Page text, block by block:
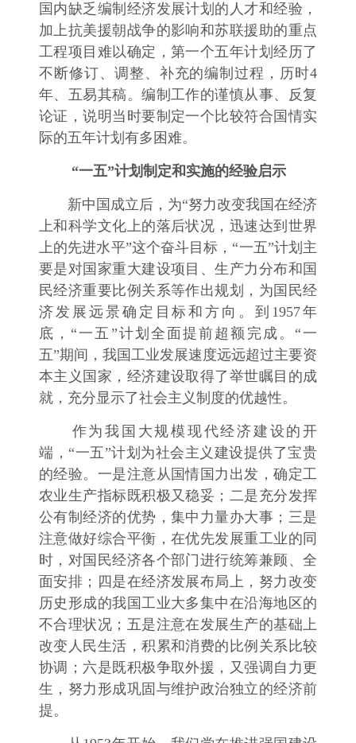
国内缺乏编制经济发展计划的人才和经验，
加上抗美援朝战争的影响和苏联援助的重点
工程项目难以确定，第一个五年计划经历了
不断修订、调整、补充的编制过程，历时4
年、五易其稿。编制工作的谨慎从事、反复
论证，说明当时要制定一个比较符合国情实
际的五年计划有多困难。
“一五”计划制定和实施的经验启示
新中国成立后，为“努力改变我国在经济
上和科学文化上的落后状况，迅速达到世界
上的先进水平”这个奋斗目标，“一五”计划主
要是对国家重大建设项目、生产力分布和国
民经济重要比例关系等作出规划，为国民经
济发展远景确定目标和方向。到1957年
底，“一五”计划全面提前超额完成。“一
五”期间，我国工业发展速度远远超过主要资
本主义国家，经济建设取得了举世瞩目的成
就，充分显示了社会主义制度的优越性。
作为我国大规模现代经济建设的开
端，“一五”计划为社会主义建设提供了宝贵
的经验。一是注意从国情国力出发，确定工
农业生产指标既积极又稳妥；二是充分发挥
公有制经济的优势，集中力量办大事；三是
注意做好综合平衡，在优先发展重工业的同
时，对国民经济各个部门进行统筹兼顾、全
面安排；四是在经济发展布局上，努力改变
历史形成的我国工业大多集中在沿海地区的
不合理状况；五是注意在发展生产的基础上
改变人民生活，积累和消费的比例关系比较
协调；六是既积极争取外援，又强调自力更
生，努力形成巩固与维护政治独立的经济前
提。